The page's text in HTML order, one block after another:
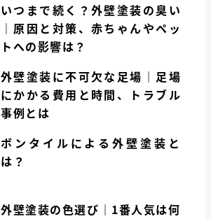
いつまで続く？外壁塗装の臭い
｜原因と対策、赤ちゃんやペッ
トへの影響は？
外壁塗装に不可欠な足場｜足場
にかかる費用と時間、トラブル
事例とは
ボンタイルによる外壁塗装と
は？
外壁塗装の色選び｜1番人気は何